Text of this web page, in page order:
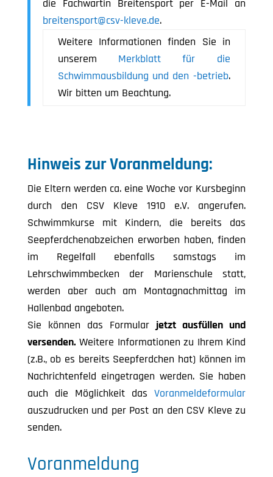
die Fachwartin Breitensport per E-Mail an
breitensport@csv-kleve.de.
Weitere Informationen finden Sie in
unserem Merkblatt für die
Schwimmausbildung und den -betrieb.
Wir bitten um Beachtung.
Hinweis zur Voranmeldung:
Die Eltern werden ca. eine Woche vor Kursbeginn
durch den CSV Kleve 1910 e.V. angerufen.
Schwimmkurse mit Kindern, die bereits das
Seepferdchenabzeichen erworben haben, finden
im Regelfall ebenfalls samstags im
Lehrschwimmbecken der Marienschule statt,
werden aber auch am Montagnachmittag im
Hallenbad angeboten.
Sie können das Formularjetzt ausfüllen und
versenden. Weitere Informationen zu Ihrem Kind
(z.B., ob es bereits Seepferdchen hat) können im
Nachrichtenfeld eingetragen werden. Sie haben
auch die Möglichkeit dasVoranmeldeformular
auszudrucken und per Post an den CSV Kleve zu
senden.
Voranmeldung